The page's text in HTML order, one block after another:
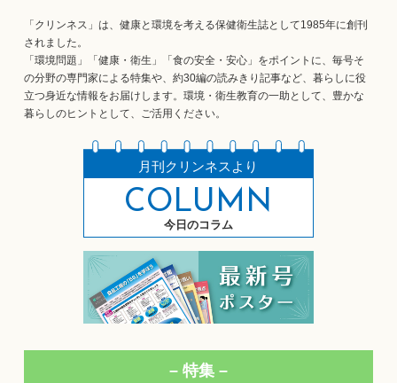
「クリンネス」は、健康と環境を考える保健衛生誌として1985年に創刊
されました。
「環境問題」「健康・衛生」「食の安全・安心」をポイントに、毎号そ
の分野の専門家による特集や、約30編の読みきり記事など、暮らしに役
立つ身近な情報をお届けします。環境・衛生教育の一助として、豊かな
暮らしのヒントとして、ご活用ください。
月刊クリンネスより
COLUMN
今日のコラム
– 特集 –